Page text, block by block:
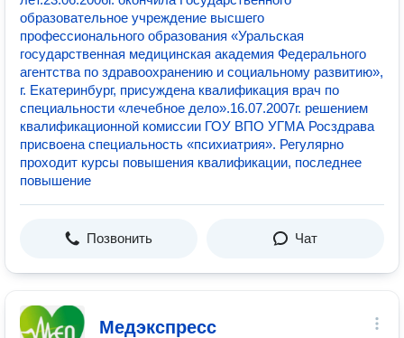
образовательное учреждение высшего
профессионального образования «Уральская
государственная медицинская академия Федерального
агентства по здравоохранению и социальному развитию»,
г. Екатеринбург, присуждена квалификация врач по
специальности «лечебное дело».16.07.2007г. решением
квалификационной комиссии ГОУ ВПО УГМА Росздрава
присвоена специальность «психиатрия». Регулярно
проходит курсы повышения квалификации, последнее
повышение
Позвонить Чат
Медэкспресс